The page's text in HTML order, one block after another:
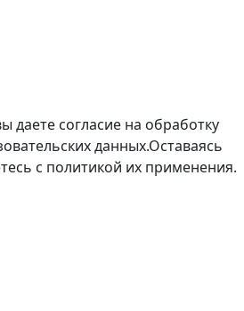
даете согласие на обработку
данных.Оставаясь
с политикой их применения.